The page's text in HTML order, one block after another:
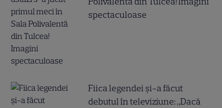
spectaculoase
Fiica legendei și-a făcut
debutul în televiziune: „Dacă